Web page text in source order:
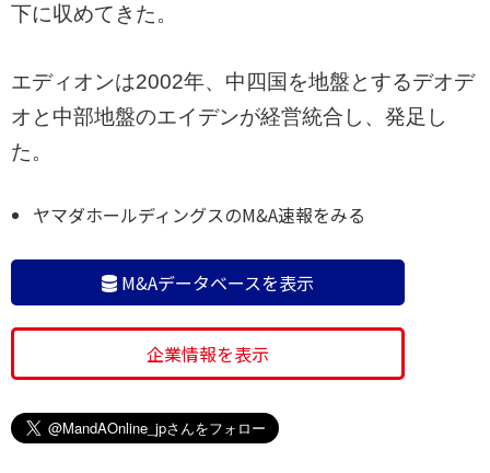
下に収めてきた。
エディオンは2002年、中四国を地盤とするデオデ
オと中部地盤のエイデンが経営統合し、発足し
た。
ヤマダホールディングスのM&A速報をみる
M&Aデータベースを表示
企業情報を表示